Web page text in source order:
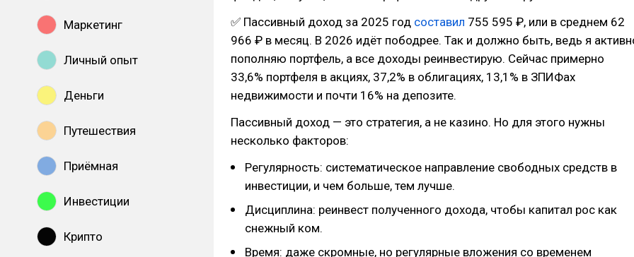
Маркетинг
Личный опыт
Деньги
Путешествия
Приёмная
Инвестиции
Крипто
✅ Пассивный доход за 2025 год составил 755 595 ₽, или в среднем 62
966 ₽ в месяц. В 2026 идёт пободрее. Так и должно быть, ведь я
пополняю портфель, а все доходы реинвестирую. Сейчас примерно
33,6% портфеля в акциях, 37,2% в облигациях, 13,1% в ЗПИФах
недвижимости и почти 16% на депозите.
Пассивный доход — это стратегия, а не казино. Но для этого нужны
несколько факторов:
Регулярность: систематическое направление свободных средств в
инвестиции, и чем больше, тем лучше.
Дисциплина: реинвест полученного дохода, чтобы капитал рос как
снежный ком.
Время: даже скромные, но регулярные вложения со временем